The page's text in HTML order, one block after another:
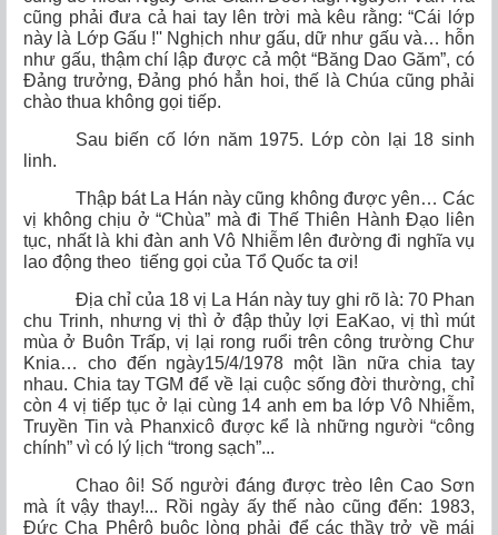
cũng phải đưa cả hai tay lên trời mà kêu rằng: “Cái lớp
này là Lớp Gấu !'' Nghịch như gấu, dữ như gấu và… hỗn
như gấu, thậm chí lập được cả một “Băng Dao Găm”, có
Đảng trưởng, Đảng phó hẳn hoi, thế là Chúa cũng phải
chào thua không gọi tiếp.
Sau biến cố lớn năm 1975. Lớp còn lại 18 sinh
linh.
Thập bát La Hán này cũng không được yên… Các
vị không chịu ở “Chùa” mà đi Thế Thiên Hành Đạo liên
tục, nhất là khi đàn anh Vô Nhiễm lên đường đi nghĩa vụ
lao động theo tiếng gọi của Tổ Quốc ta ơi!
Địa chỉ của 18 vị La Hán này tuy ghi rõ là: 70 Phan
chu Trinh, nhưng vị thì ở đập thủy lợi EaKao, vị thì mút
mùa ở Buôn Trấp, vị lại rong ruổi trên công trường Chư
Knia… cho đến ngày15/4/1978 một lần nữa chia tay
nhau. Chia tay TGM để về lại cuộc sống đời thường, chỉ
còn 4 vị tiếp tục ở lại cùng 14 anh em ba lớp Vô Nhiễm,
Truyền Tin và Phanxicô được kể là những người “công
chính” vì có lý lịch “trong sạch”...
Chao ôi! Số người đáng được trèo lên Cao Sơn
mà ít vậy thay!... Rồi ngày ấy thế nào cũng đến: 1983,
Đức Cha Phêrô buộc lòng phải để các thầy trở về mái